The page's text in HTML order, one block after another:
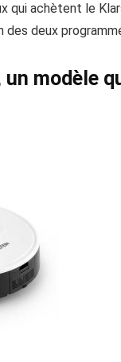
qui achètent le
des deux
modèle